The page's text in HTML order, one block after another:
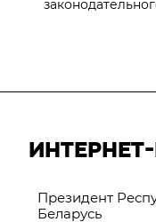
Президент
Беларусь